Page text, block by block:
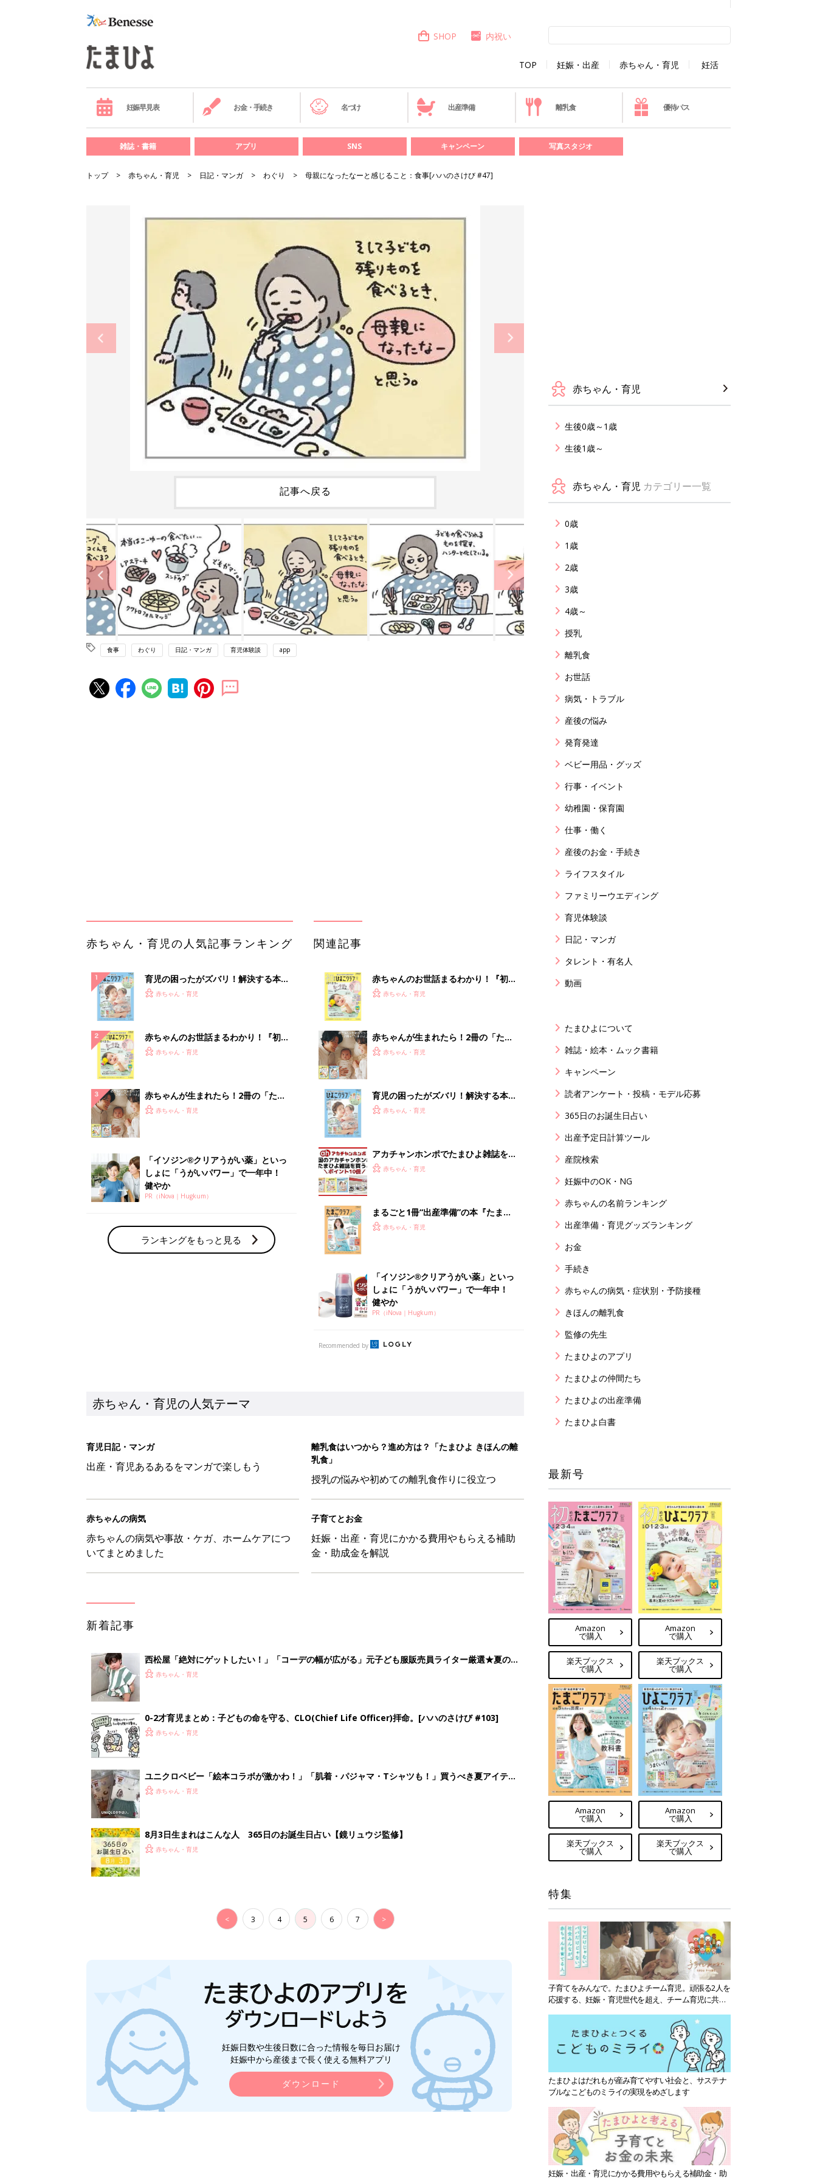
TOP 妊娠・出産 赤ちゃん・育児 妊活
SHOP 内祝い
妊娠早見表 お金・手続き 名づけ 出産準備 離乳食 優待パス
雑誌・書籍 アプリ SNS キャンペーン 写真スタジオ
トップ 赤ちゃん・育児 日記・マンガ わぐり 母親になったなーと感じること：食事[ハハのさけび #47]
記事へ戻る
食事 わぐり 日記・マンガ 育児体験談 app
しょに「うがいパワー」で一年中！
健やか
PR（iNova｜Hugkum）
ランキングをもっと見る
夫婦で予習する 出産の教科書
しょに「うがいパワー」で一年中！
健やか
PR（iNova｜Hugkum）
赤ちゃん・育児の人気テーマ
育児日記・マンガ
離乳食はいつから？進め方は？「たまひよ きほんの離
授乳の悩みや初めての離乳食作りに役立つ
子育てとお金
妊娠・出産・育児にかかる費用やもらえる補助
金・助成金を解説
西松屋「絶対にゲットしたい！」「コーデの幅が広がる」元子ども服販売員ライター厳選★夏のバ
ズりアイテム5選
赤ちゃん・育児
0-2才育児まとめ：子どもの命を守る、CLO(Chief Life Officer)拝命。[ハハのさけび #103]
赤ちゃん・育児
ユニクロベビー「絵本コラボが激かわ！」「肌着・パジャマ・Tシャツも！」買うべき夏アイテム
< 3 4 5 6 7 >
赤ちゃん・育児
生後0歳～1歳
生後1歳～
赤ちゃん・育児 カテゴリー一覧
0歳
1歳
2歳
3歳
4歳～
授乳
離乳食
お世話
病気・トラブル
産後の悩み
発育発達
ベビー用品・グッズ
行事・イベント
幼稚園・保育園
仕事・働く
産後のお金・手続き
ライフスタイル
ファミリーウエディング
育児体験談
日記・マンガ
タレント・有名人
動画
たまひよについて
雑誌・絵本・ムック書籍
キャンペーン
読者アンケート・投稿・モデル応募
365日のお誕生日占い
出産予定日計算ツール
産院検索
妊娠中のOK・NG
赤ちゃんの名前ランキング
出産準備・育児グッズランキング
お金
手続き
赤ちゃんの病気・症状別・予防接種
きほんの離乳食
監修の先生
たまひよのアプリ
たまひよの仲間たち
たまひよの出産準備
たまひよ白書
最新号
Amazon
で購入
楽天ブックス
で購入
Amazon
で購入
楽天ブックス
で購入
Amazon
で購入
楽天ブックス
で購入
Amazon
で購入
楽天ブックス
で購入
特集
子育てをみんなで。たまひよチーム育児。頑張る2人を
応援する、妊娠・育児世代を超え、チーム育児に共感
たまひよはだれもが産み育てやすい社会と、サステナ
ブルなこどものミライの実現をめざします
妊娠・出産・育児にかかる費用やもらえる補助金・助